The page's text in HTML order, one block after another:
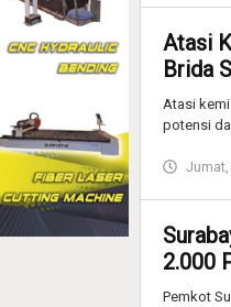
Atasi
Brida
Atasi
potensi
Jumat,
2.000
Pemkot